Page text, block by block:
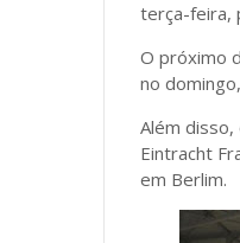
terça-feira,
O próximo
no
Além
Eintracht
em Berlim.